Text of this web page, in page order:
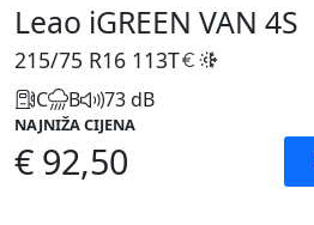
Leao iGREEN VAN 4S
215/75 R16 113T
C B 73 dB
NAJNIŽA CIJENA
€ 92,50